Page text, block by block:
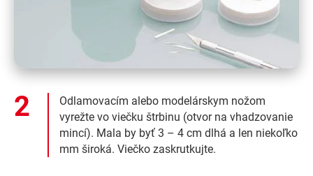
Odlamovacím alebo modelárskym nožom
vyrežte vo viečku štrbinu (otvor na vhadzovanie
mincí). Mala by byť 3 – 4 cm dlhá a len niekoľko
mm široká. Viečko zaskrutkujte.